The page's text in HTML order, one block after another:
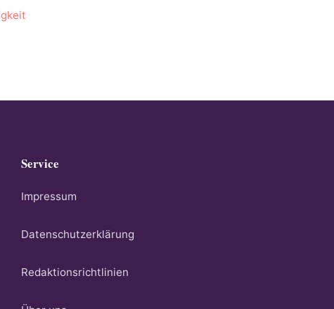
Service
Impressum
Datenschutzerklärung
Redaktionsrichtlinien